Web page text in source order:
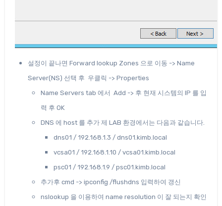
설정이 끝나면 Forward lookup Zones 으로 이동 -> Name
Server(NS) 선택 후 우클릭 -> Properties
Name Servers tab 에서 Add -> 후 현재 시스템의 IP 를 입
력 후 OK
DNS 에 host 를 추가 제 LAB 환경에서는 다음과 같습니다.
dns01 / 192.168.1.3 / dns01.kimb.local
vcsa01 / 192.168.1.10 / vcsa01.kimb.local
psc01 / 192.168.1.9 / psc01.kimb.local
추가후 cmd -> ipconfig /flushdns 입력하여 갱신
nslookup 을 이용하여 name resolution 이 잘 되는지 확인